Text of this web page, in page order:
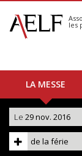
S'abonner
Calendrier
les
LA MESSE
Le 29 nov. 2016
de la férie